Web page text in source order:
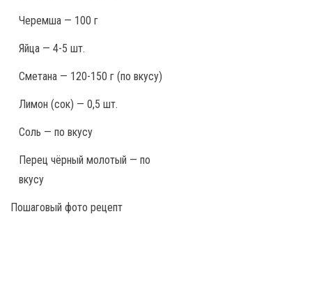
Черемша — 100 г
Яйца — 4-5 шт.
Сметана — 120-150 г (по вкусу)
Лимон (сок) — 0,5 шт.
Соль — по вкусу
Перец чёрный молотый — по
вкусу
Пошаговый фото рецепт